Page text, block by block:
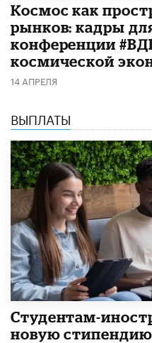
Космос как
рынков: кадры
конференции
космической
14 АПРЕЛЯ
ВЫПЛАТЫ
Студентам-
новую стипендию